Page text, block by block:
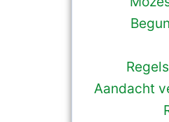
Aandacht